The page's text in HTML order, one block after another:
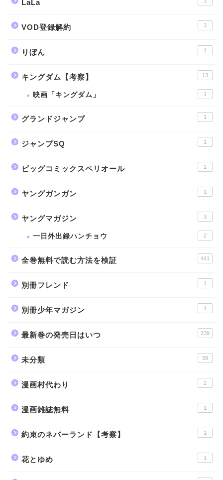
LaLa
VOD登録解約 3
りぼん 1
キングダム【考察】 13
映画「キングダム」 1
グランドジャンプ 1
ジャンプSQ 1
ビッグコミックスペリオール 1
ヤングガンガン 1
ヤングマガジン 3
一日外出録ハンチョウ 2
全巻無料で読む方法を検証 441
別冊フレンド 1
別冊少年マガジン 1
最新巻の発売日はいつ 239
未分類 39
漫画村代わり 2
漫画雑誌無料 1
約束のネバーランド【考察】 1
花とゆめ 1